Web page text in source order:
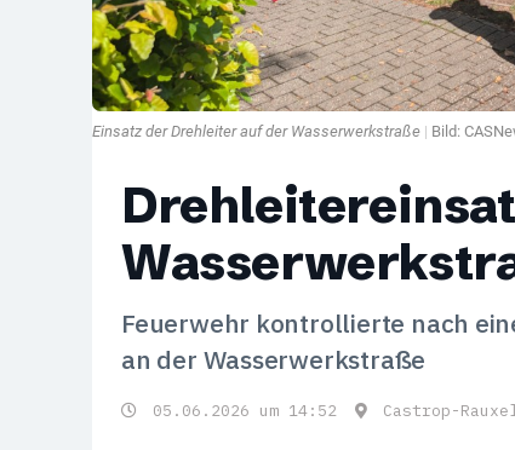
Einsatz der Drehleiter auf der Wasserwerkstraße | Bild:
Feuerwehr kontrollierte nach
an der Wasserwerkstraße
05.06.2026 um 14:52 Castrop-